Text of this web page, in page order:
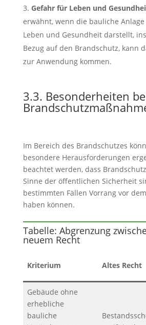
Gefahr für Leben und
erwähnt, wenn die bauliche
Leben und Gesundheit darstellt,
Bezug auf den Brandschutz, kann
zur Anwendung kommen.
3.3. Besonderheiten
Im Bereich des Brandschutzes
besondere Herausforderungen
beachtet werden, dass
Sinne der öffentlichen Sicherheit
bestimmten Fällen Vorrang vor
haben können.
Tabelle: Abgrenzung
neuem Recht
Kriterium Altes Recht
Gebäude ohne
erhebliche
bauliche